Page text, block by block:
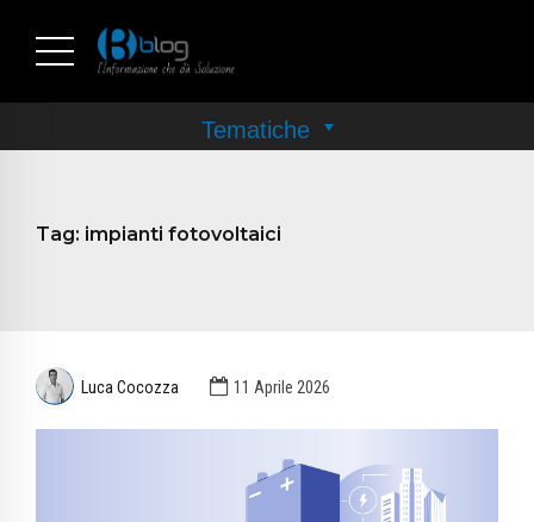
Tag: impianti fotovoltaici
Luca Cocozza 11 Aprile 2026